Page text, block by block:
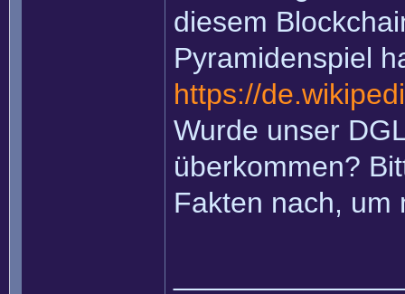
diesem
Pyramidenspiel
https://
Wurde unser
überkommen?
Fakten nach, um